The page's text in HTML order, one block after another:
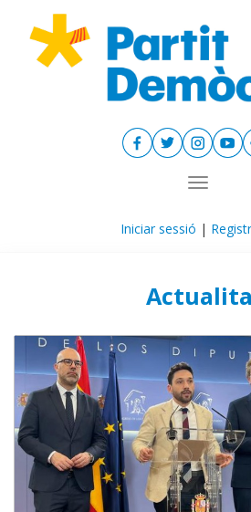
Toggle navigation
Iniciar sessió |